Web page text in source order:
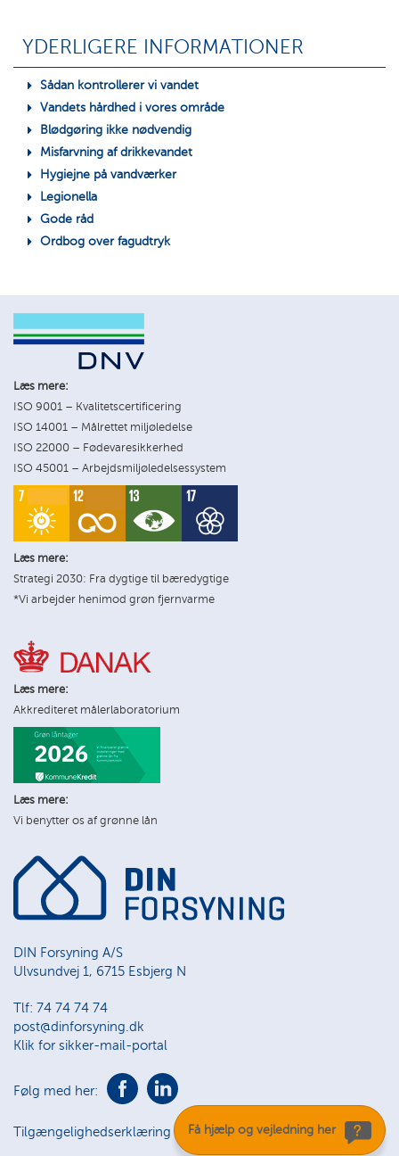
YDERLIGERE INFORMATIONER
Sådan kontrollerer vi vandet
Vandets hårdhed i vores område
Blødgøring ikke nødvendig
Misfarvning af drikkevandet
Hygiejne på vandværker
Legionella
Gode råd
Ordbog over fagudtryk
Læs mere:
ISO 9001 – Kvalitetscertificering
ISO 14001 – Målrettet miljøledelse
ISO 22000 – Fødevaresikkerhed
ISO 45001 – Arbejdsmiljøledelsessystem
Læs mere:
Strategi 2030: Fra dygtige til bæredygtige
*Vi arbejder henimod grøn fjernvarme
Læs mere:
Akkrediteret målerlaboratorium
Læs mere:
Vi benytter os af grønne lån
DIN Forsyning A/S
Ulvsundvej 1, 6715 Esbjerg N
Tlf: 74 74 74 74
post@dinforsyning.dk
Klik for sikker-mail-portal
Følg med her:
Tilgængelighedserklæring Få hjælp og vejledning her